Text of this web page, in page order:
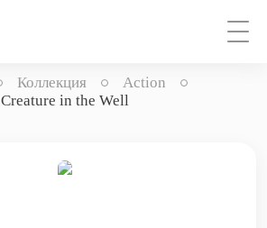
Коллекция
Action
Creature in the Well